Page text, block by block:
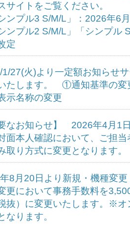
サイトをご覧ください。
ンプル3 S/M/L」：2026年6
ンプル2 S/M/L」「シンプル
定
1/27(火)より一定額お知らせ
たします。 ①通知基準の
示名称の変更
要なお知らせ】 2026年4月1
面本人確認において、ご担
取り方式に変更となります。
8月20日より新規・機種変
更において事務手数料を
抜）に変更いたします。※
なります。